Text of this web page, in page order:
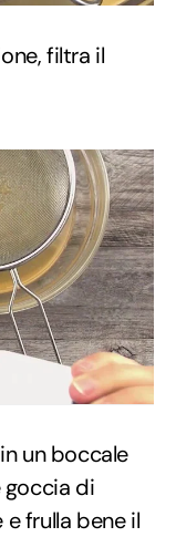
filtra il
un boccale
goccia di
frulla bene il